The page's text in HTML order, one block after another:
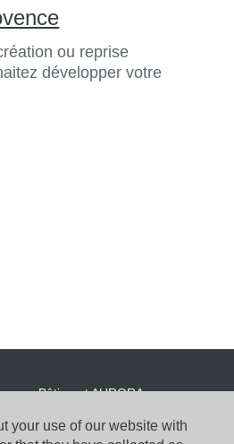
ou reprise
développer votre
Bâtiment AURORA
Tél. :+33(0) 4 92 53 21 00
your use of our website with